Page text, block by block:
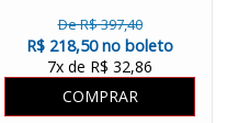
De R$ 397,40
R$ 218,50 no boleto
7x de R$ 32,86
COMPRAR